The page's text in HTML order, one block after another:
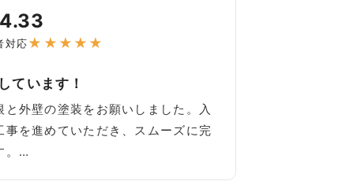
4.33
対応★ ★ ★ ★ ★
ています！
外壁の塗装をお願いしました。入
事を進めていただき、スムーズに完
。…